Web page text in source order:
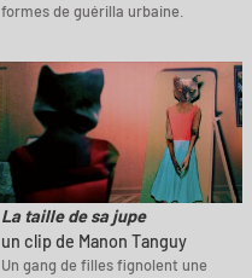
formes de guérilla urbaine.
La taille de sa jupe
un clip de Manon Tanguy
Un gang de filles fignolent une